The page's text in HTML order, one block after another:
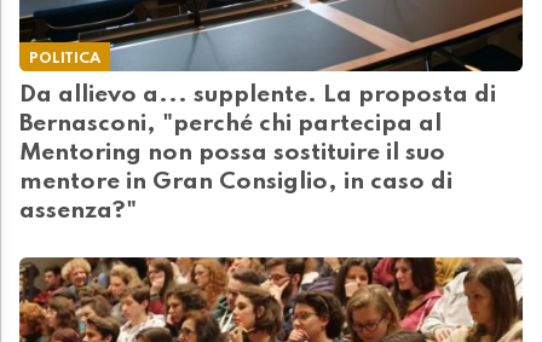
POLITICA
Da allievo a... supplente. La proposta di
Bernasconi, "perché chi partecipa al
Mentoring non possa sostituire il suo
mentore in Gran Consiglio, in caso di
assenza?"